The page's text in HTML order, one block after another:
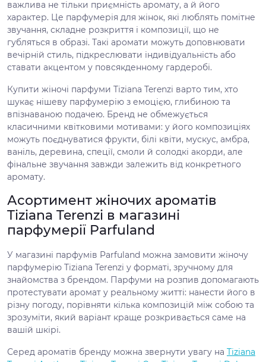
важлива не тільки приємність аромату, а й його
характер. Це парфумерія для жінок, які люблять помітне
звучання, складне розкриття і композиції, що не
губляться в образі. Такі аромати можуть доповнювати
вечірній стиль, підкреслювати індивідуальність або
ставати акцентом у повсякденному гардеробі.
Купити жіночі парфуми Tiziana Terenzi варто тим, хто
шукає нішеву парфумерію з емоцією, глибиною та
впізнаваною подачею. Бренд не обмежується
класичними квітковими мотивами: у його композиціях
можуть поєднуватися фрукти, білі квіти, мускус, амбра,
ваніль, деревина, спеції, смоли й солодкі акорди, але
фінальне звучання завжди залежить від конкретного
аромату.
Асортимент жіночих ароматів
Tiziana Terenzi в магазині
парфумерії Parfuland
У магазині парфумів Parfuland можна замовити жіночу
парфумерію Tiziana Terenzi у форматі, зручному для
знайомства з брендом. Парфуми на розпив допомагають
протестувати аромат у реальному житті: нанести його в
різну погоду, порівняти кілька композицій між собою та
зрозуміти, який варіант краще розкривається саме на
вашій шкірі.
Серед ароматів бренду можна звернути увагу на Tiziana